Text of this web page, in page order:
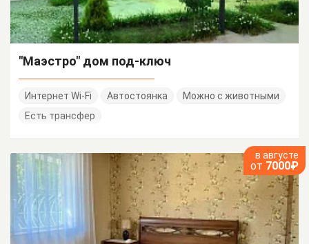
"Маэстро" дом под-ключ
Интернет Wi-Fi Автостоянка
Можно с животными
Есть трансфер
в августе
от 7000₽